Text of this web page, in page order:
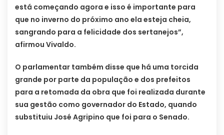
está começando agora e isso é importante para
que no inverno do próximo ano ela esteja cheia,
sangrando para a felicidade dos sertanejos”,
afirmou Vivaldo.
O parlamentar também disse que há uma torcida
grande por parte da população e dos prefeitos
para a retomada da obra que foi realizada durante
sua gestão como governador do Estado, quando
substituiu José Agripino que foi para o Senado.